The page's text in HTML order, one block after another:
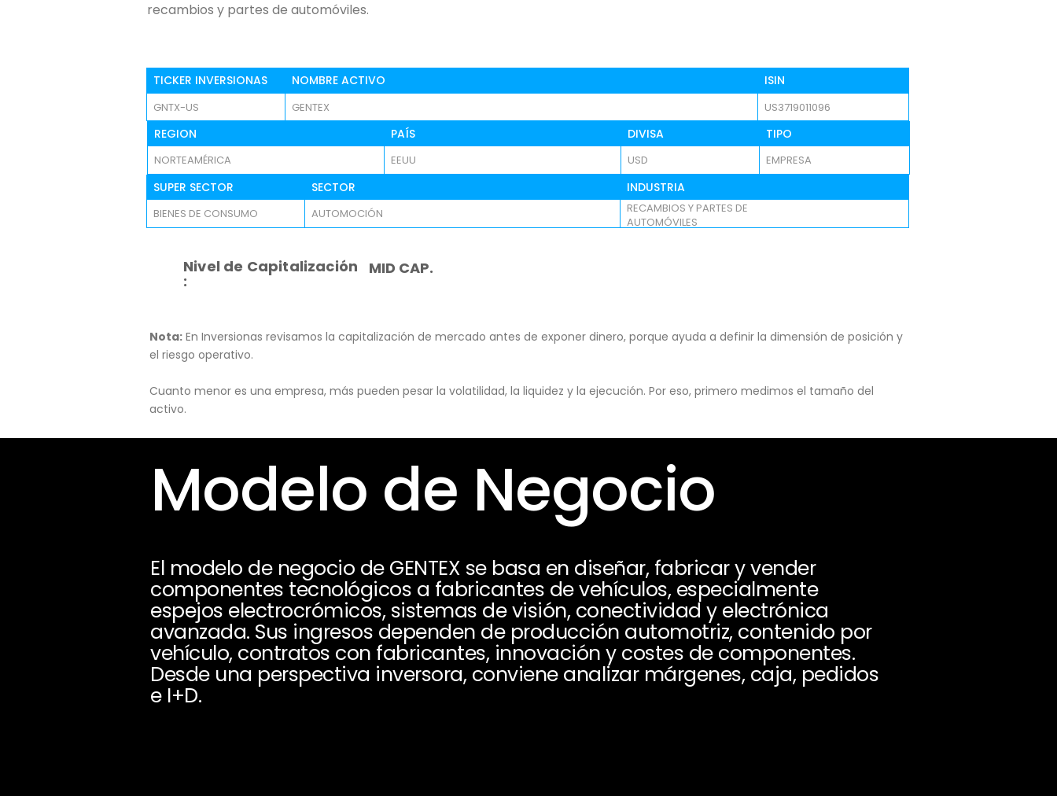
recambios y partes de automóviles.
TICKER INVERSIONAS NOMBRE ACTIVO ISIN
GNTX-US GENTEX US3719011096
REGION PAÍS DIVISA TIPO
NORTEAMÉRICA EEUU USD EMPRESA
SUPER SECTOR SECTOR INDUSTRIA
BIENES DE CONSUMO AUTOMOCIÓN
RECAMBIOS Y PARTES DE
AUTOMÓVILES
Nivel de Capitalización
:
MID CAP.
Nota: En Inversionas revisamos la capitalización de mercado antes de exponer dinero, porque ayuda a definir la dimensión de posición y
el riesgo operativo.
Cuanto menor es una empresa, más pueden pesar la volatilidad, la liquidez y la ejecución. Por eso, primero medimos el tamaño del
activo.
Modelo de Negocio
El modelo de negocio de GENTEX se basa en diseñar, fabricar y vender
componentes tecnológicos a fabricantes de vehículos, especialmente
espejos electrocrómicos, sistemas de visión, conectividad y electrónica
avanzada. Sus ingresos dependen de producción automotriz, contenido por
vehículo, contratos con fabricantes, innovación y costes de componentes.
Desde una perspectiva inversora, conviene analizar márgenes, caja, pedidos
e I+D.